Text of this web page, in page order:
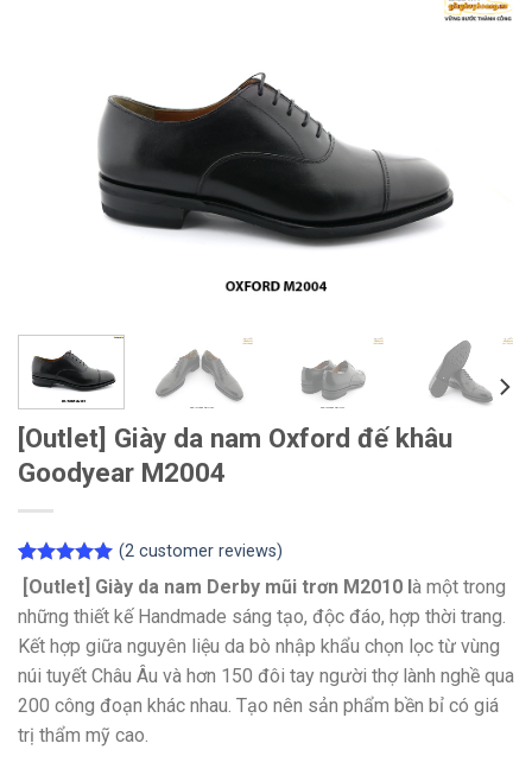
[Outlet] Giày da nam Oxford đế khâu
Goodyear M2004
Rated5.00
out of 5
based on
2
customer
ratings
(2customer reviews)
[Outlet] Giày da nam Derby mũi trơn M2010 là một trong
những thiết kế Handmade sáng tạo, độc đáo, hợp thời trang.
Kết hợp giữa nguyên liệu da bò nhập khẩu chọn lọc từ vùng
núi tuyết Châu Âu và hơn 150 đôi tay người thợ lành nghề qua
200 công đoạn khác nhau. Tạo nên sản phẩm bền bỉ có giá
trị thẩm mỹ cao.